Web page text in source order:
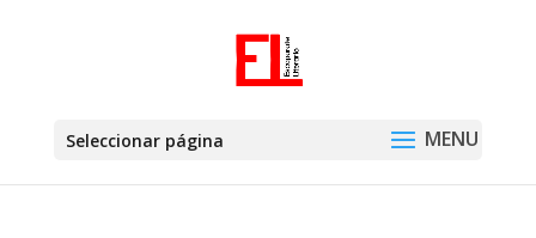
Seleccionar página